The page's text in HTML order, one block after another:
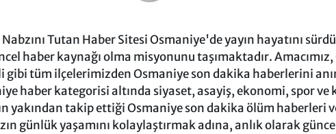
Tutan Haber Sitesi Osmaniye'de yayın hayatını
haber kaynağı olma misyonunu taşımaktadır.
gibi tüm ilçelerimizden Osmaniye son dakika haberlerini
haber kategorisi altında siyaset, asayiş, ekonomi, spor
yakından takip ettiği Osmaniye son dakika ölüm haberleri
günlük yaşamını kolaylaştırmak adına, anlık olarak